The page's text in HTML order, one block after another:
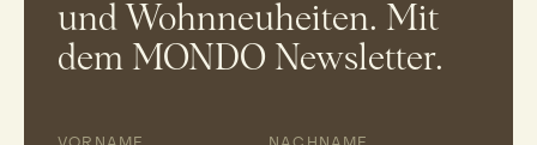
und Wohnneuheiten. Mit
dem MONDO Newsletter.